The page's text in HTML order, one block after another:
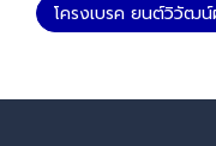
โครงเบรค ยนต์วิวัฒน์